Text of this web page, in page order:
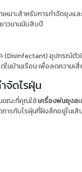
หมาะสำหรับการกำจัดยุงแ
าวนานนับสิบปี
(Disinfectant) อุปกรณ์ตัว
บ้านเรือน เพื่อลดความเ
จัดไรฝุ่น
ขณะที่คุณใช้เครื่องพ่นยุงล
ารกับไรฝุ่นที่ฝังลึกอยู่ในเส้